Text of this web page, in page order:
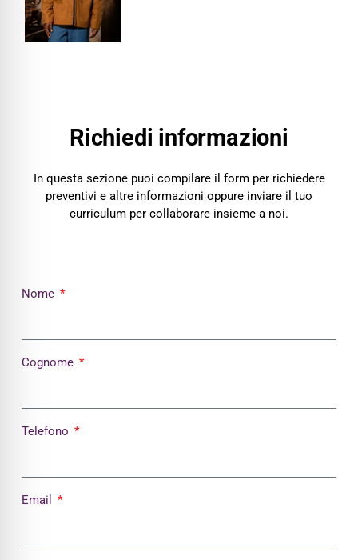
Richiedi informazioni
In questa sezione puoi compilare il form per richiedere
preventivi e altre informazioni oppure inviare il tuo
curriculum per collaborare insieme a noi.
Nome
Cognome
Telefono
Email